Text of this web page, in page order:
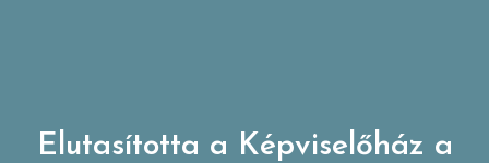
Elutasította a Képviselőház a